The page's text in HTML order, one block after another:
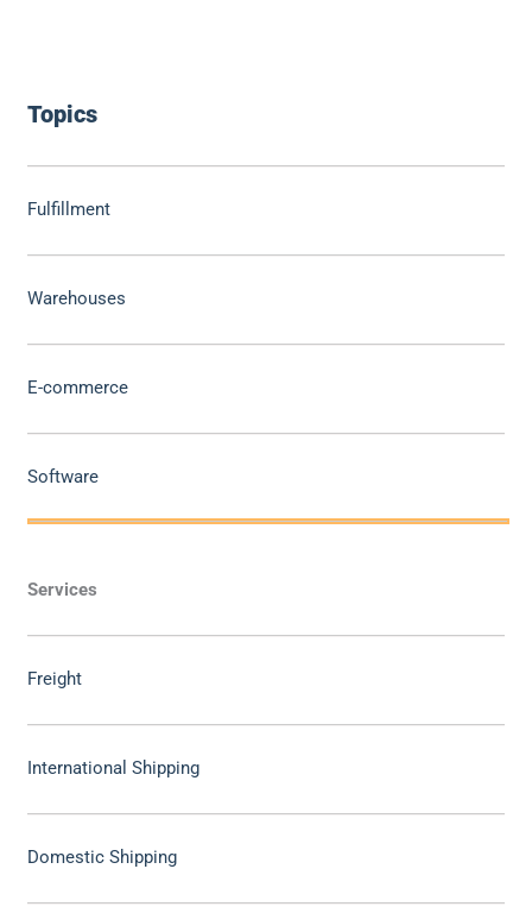
Topics
Fulfillment
Warehouses
E-commerce
Software
Services
Freight
International Shipping
Domestic Shipping